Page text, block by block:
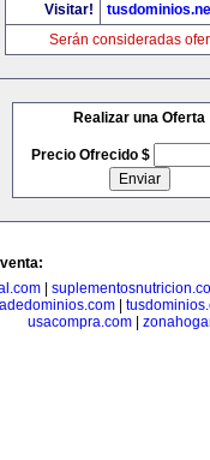
Visitar!
Serán consideradas
Realizar una Oferta
Precio Ofrecido $
|
|
usacompra.com